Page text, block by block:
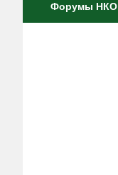
Форумы НКО